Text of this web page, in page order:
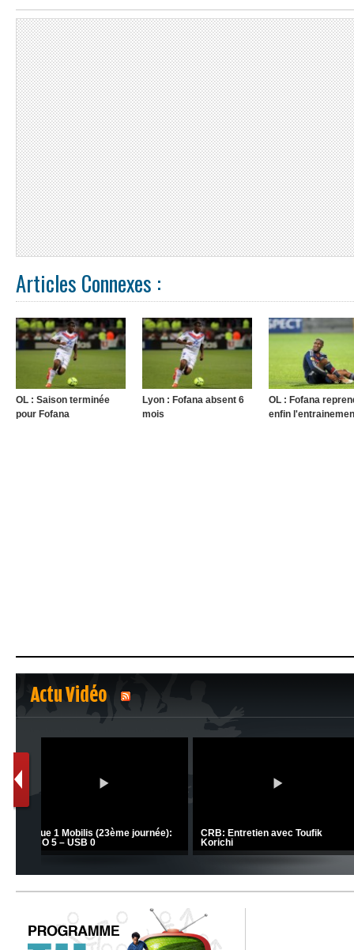
Articles Connexes :
OL : Saison terminée
pour Fofana
Lyon : Fofana absent 6
mois
OL : Fofana
enfin
Actu Vidéo
1 2
CRB: Entretien avec Toufik
Korichi
Ligue 1 Mobilis (23ème journée):
MCO 5 – USB 0